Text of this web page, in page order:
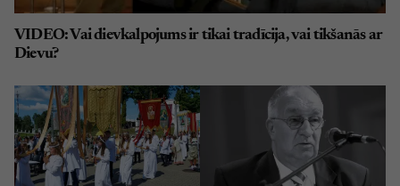
VIDEO: Vai dievkalpojums ir tikai tradīcija, vai tikšanās ar
Dievu?